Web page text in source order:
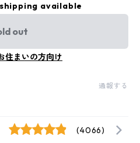
available
out
住まいの方向け
通報する
(4066)